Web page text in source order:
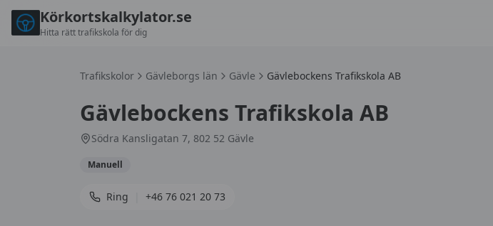
Körkortskalkylator.se
Hitta rätt trafikskola för dig
Trafikskolor Gävleborgs län Gävle Gävlebockens Trafikskola AB
Gävlebockens Trafikskola AB
Södra Kansligatan 7, 802 52 Gävle
Manuell
Ring +46 76 021 20 73